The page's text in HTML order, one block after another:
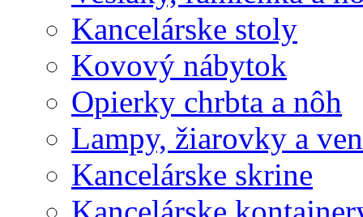
Kancelárske stoly
Kovový nábytok
Opierky chrbta a nôh
Lampy, žiarovky a
Kancelárske skrine